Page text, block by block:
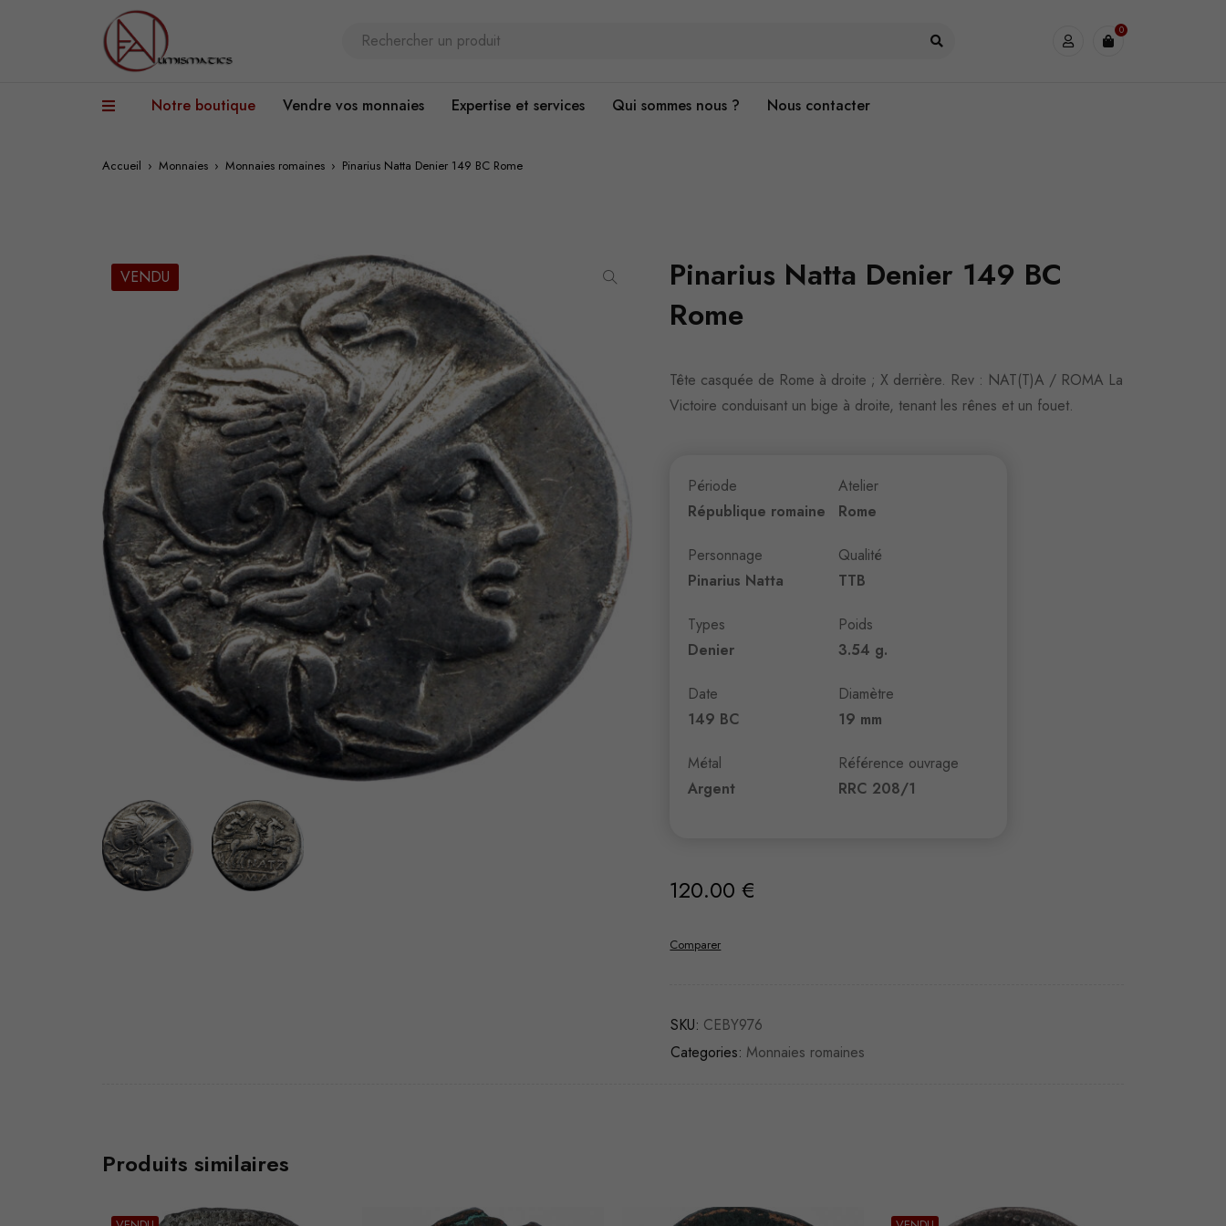
0
Notre boutique Vendre vos monnaies Expertise et services Qui sommes nous ? Nous contacter
Accueil › Monnaies › Monnaies romaines › Pinarius Natta Denier 149 BC Rome
VENDU
Pinarius Natta Denier 149 BC
Rome
Tête casquée de Rome à droite ; X derrière. Rev : NAT(T)A / ROMA La
Victoire conduisant un bige à droite, tenant les rênes et un fouet.
Période
République romaine
Personnage
Pinarius Natta
Types
Denier
Date
149 BC
Métal
Argent
Atelier
Rome
Qualité
TTB
Poids
3.54 g.
Diamètre
19 mm
Référence ouvrage
RRC 208/1
120.00€
Comparer
SKU: CEBY976
Categories: Monnaies romaines
Produits similaires